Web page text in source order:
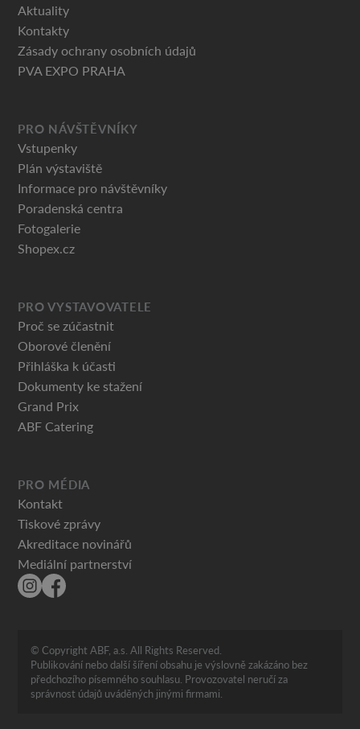
Aktuality
Kontakty
Zásady ochrany osobních údajů
PVA EXPO PRAHA
PRO NÁVŠTĚVNÍKY
Vstupenky
Plán výstaviště
Informace pro návštěvníky
Poradenská centra
Fotogalerie
Shopex.cz
PRO VYSTAVOVATELE
Proč se zúčastnit
Oborové členění
Přihláška k účasti
Dokumenty ke stažení
Grand Prix
ABF Catering
PRO MÉDIA
Kontakt
Tiskové zprávy
Akreditace novinářů
Mediální partnerství
© Copyright ABF, a.s. All Rights Reserved.
Publikování nebo další šíření obsahu je výslovně zakázáno bez
předchozího písemného souhlasu. Provozovatel neručí za
správnost údajů uváděných jinými firmami.